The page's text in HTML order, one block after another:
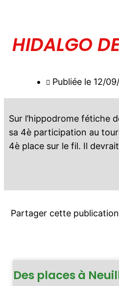
HIDALGO
Publiée le 12/
Sur l’hippodrome fétiche
sa 4è participation au
4è place sur le fil. Il
Partager cette
Des places à